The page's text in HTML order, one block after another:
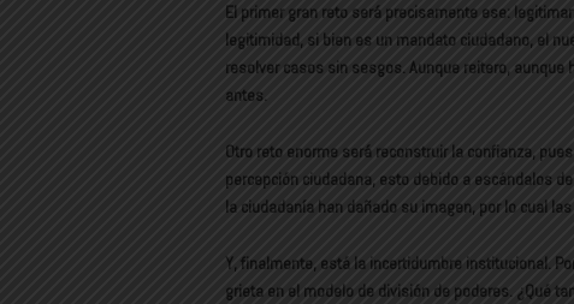
El primer gran reto será precisamente ese:
legitimidad, si bien es un mandato ciudadano, el
resolver casos sin sesgos. Aunque reitero,
antes.
Otro reto enorme será reconstruir la confianza,
percepción ciudadana, esto debido a escándalos
la ciudadanía han dañado su imagen, por lo cual
Y, finalmente, está la incertidumbre institucional.
grieta en el modelo de división de poderes. ¿Qué